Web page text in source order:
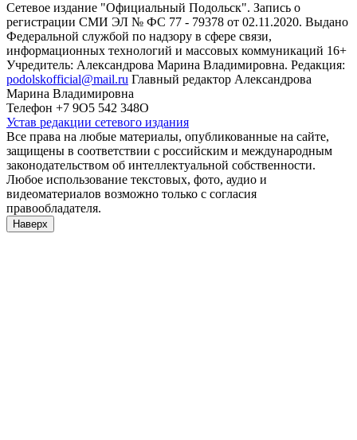
Сетевое издание "Официальный Подольск". Запись о
регистрации СМИ ЭЛ № ФС 77 - 79378 от 02.11.2020. Выдано
Федеральной службой по надзору в сфере связи,
информационных технологий и массовых коммуникаций 16+
Учредитель: Александрова Марина Владимировна. Редакция:
podolskofficial@mail.ru Главный редактор Александрова
Марина Владимировна
Телефон +7 9О5 542 348О
Устав редакции сетевого издания
Все права на любые материалы, опубликованные на сайте,
защищены в соответствии с российским и международным
законодательством об интеллектуальной собственности.
Любое использование текстовых, фото, аудио и
видеоматериалов возможно только с согласия
правообладателя.
Наверх